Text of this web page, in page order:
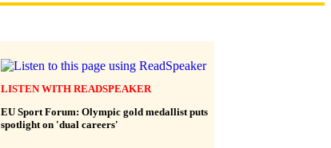
LISTEN WITH READSPEAKER
EU Sport Forum: Olympic gold medallist puts
spotlight on 'dual careers'